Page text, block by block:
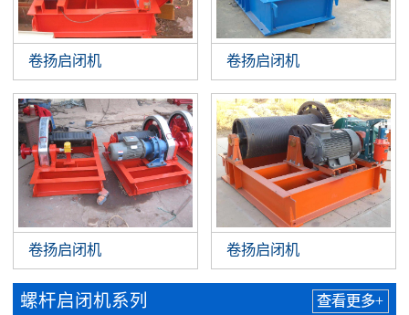
卷扬启闭机 卷扬启闭机
卷扬启闭机 卷扬启闭机
螺杆启闭机系列 查看更多+